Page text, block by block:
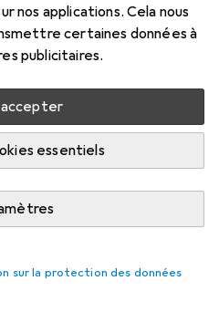
nos applications. Cela nous
certaines données à
publicitaires.
essentiels
sur la protection des données